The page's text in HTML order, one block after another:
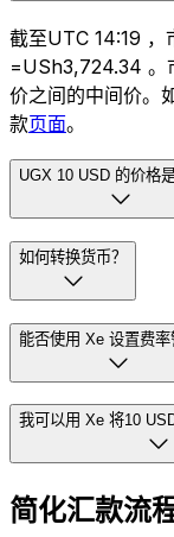
截至UTC 14:19 ，
=USh3,724.34 。
价之间的中间价。
款页面。
UGX 10 USD 的价格是
如何转换货币？
能否使用 Xe 设置费率
我可以用 Xe 将10
简化汇款流